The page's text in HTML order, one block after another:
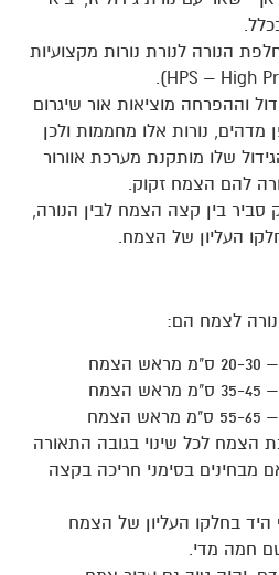
הנורה לנורת נורות מקצועיות
וההפרחה מוציאות אור שיגרום
נורות אלו מחממות ולכן
שלו מותקנת מערכת אוורור
להם הצמח זקוק.
סביר בין קצה הצמח לבין הנורה,
העליון של הצמח.
לצמח הם:
– 20-30 ס"מ מראש הצמח
– 35-45 ס"מ מראש הצמח
– 55-65 ס"מ מראש הצמח
הצמח לכל שינוי בגובה התאורה
מבחינים בסימני חריכה בקצה
בחלקו העליון של הצמח
חמה מדי.